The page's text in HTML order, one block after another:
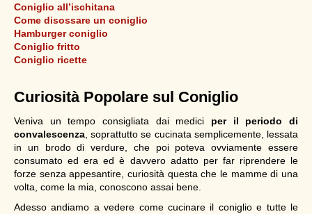
Coniglio all’ischitana
Come disossare un coniglio
Hamburger coniglio
Coniglio fritto
Coniglio ricette
Curiosità Popolare sul Coniglio
Veniva un tempo consigliata dai medici per il periodo di
convalescenza , soprattutto se cucinata semplicemente, lessata
in un brodo di verdure, che poi poteva ovviamente essere
consumato ed era ed è davvero adatto per far riprendere le
forze senza appesantire, curiosità questa che le mamme di una
volta, come la mia, conoscono assai bene.
Adesso andiamo a vedere come cucinare il coniglio e tutte le